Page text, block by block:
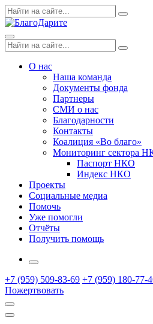
Skip
to
Поиск
по:
Search
Menu
Поиск
по:
Search
О нас
Наша команда
Документы фонда
Партнеры
СМИ о нас
Благодарности
Контакты
Коалиция «Во благо»
Мониторинг сектора
Паспорт НКО
Индекс НКО
Проекты
Социальные медиа
Помочь
Уже помогли
Отчёты
Получить помощь
More
+7 (959) 509-83-69 +7 (959) 180-77-
Пожертвовать
Открыть
поиск
Профиль